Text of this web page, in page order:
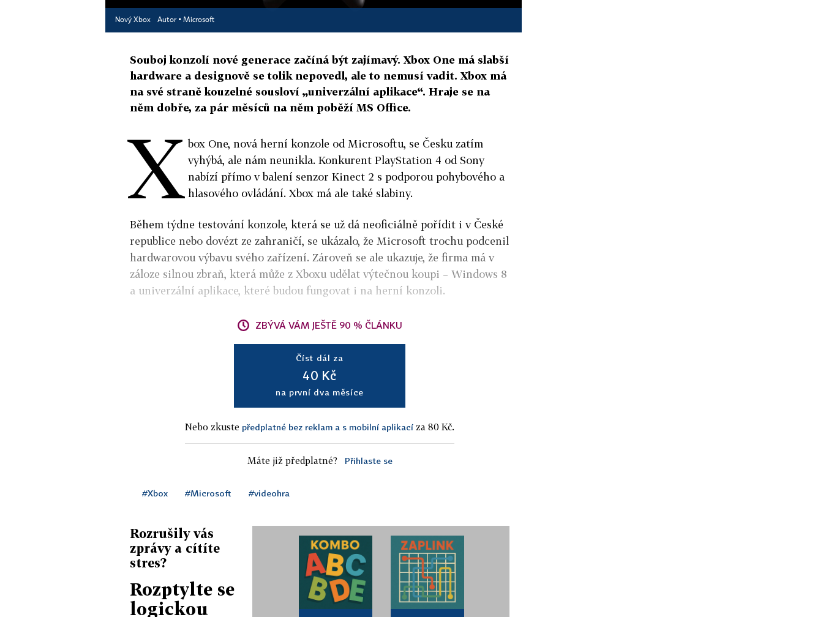
Nový Xbox Autor ▪ Microsoft
Souboj konzolí nové generace začíná být zajímavý. Xbox One má slabší
hardware a designově se tolik nepovedl, ale to nemusí vadit. Xbox má
na své straně kouzelné sousloví „univerzální aplikace“. Hraje se na
něm dobře, za pár měsíců na něm poběží MS Office.
X box One, nová herní konzole od Microsoftu, se Česku zatím
vyhýbá, ale nám neunikla. Konkurent PlayStation 4 od Sony
nabízí přímo v balení senzor Kinect 2 s podporou pohybového a
hlasového ovládání. Xbox má ale také slabiny.
Během týdne testování konzole, která se už dá neoficiálně pořídit i v České
republice nebo dovézt ze zahraničí, se ukázalo, že Microsoft trochu podcenil
hardwarovou výbavu svého zařízení. Zároveň se ale ukazuje, že firma má v
záloze silnou zbraň, která může z Xboxu udělat výtečnou koupi – Windows 8
a univerzální aplikace, které budou fungovat i na herní konzoli.
ZBÝVÁ VÁM JEŠTĚ 90 % ČLÁNKU
Číst dál za
40 Kč
na první dva měsíce
Nebo zkuste předplatné bez reklam a s mobilní aplikací za 80 Kč.
Máte již předplatné? Přihlaste se
#Xbox #Microsoft #videohra
Rozrušily vás
zprávy a cítíte
stres?
Rozptylte se
logickou